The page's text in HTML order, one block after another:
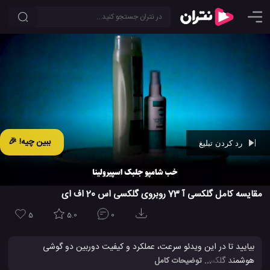
ببین چیه! 🎉
مقایسه کامل گلکسی آ 73 روبروی گلکسی اس 20 اف ای
5 5.0 0
بیایید تا در این ویدئو سرعت، عملکرد و کیفیت دوربین دو گوشی
... توضیحات کامل